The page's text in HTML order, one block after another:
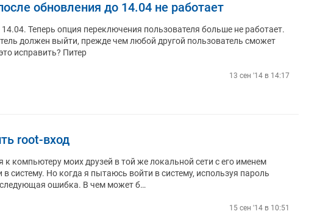
обновления до 14.04 не работает
Теперь опция переключения пользователя больше не работает.
должен выйти, прежде чем любой другой пользователь сможет
исправить? Питер
13 сен '14 в 14:17
root-вход
компьютеру моих друзей в той же локальной сети с его именем
в систему. Но когда я пытаюсь войти в систему, используя пароль
следующая ошибка. В чем может б…
15 сен '14 в 10:51